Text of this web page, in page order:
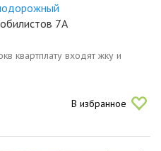
7А
квартплату входят жку и
В избранное